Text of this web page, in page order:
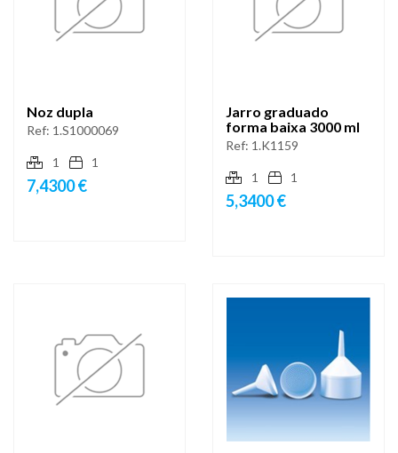
Noz dupla
Ref: 1.S1000069
1 1
7,4300 €
Jarro graduado
forma baixa 3000 ml
Ref: 1.K1159
1 1
5,3400 €